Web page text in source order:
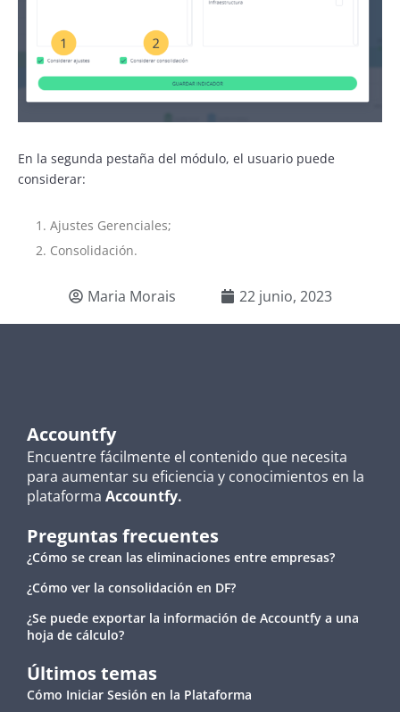
En la segunda pestaña del módulo, el usuario puede
considerar:
Ajustes Gerenciales;
Consolidación.
Maria Morais 22 junio, 2023
Accountfy
Encuentre fácilmente el contenido que necesita
para aumentar su eficiencia y conocimientos en la
plataforma Accountfy.
Preguntas frecuentes
¿Cómo se crean las eliminaciones entre empresas?
¿Cómo ver la consolidación en DF?
¿Se puede exportar la información de Accountfy a una
hoja de cálculo?
Últimos temas
Cómo Iniciar Sesión en la Plataforma